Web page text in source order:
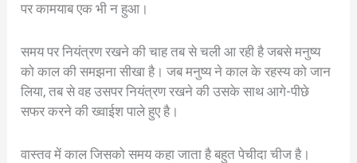
पर कामयाब एक भी न हुआ।
समय पर नियंत्रण रखने की चाह तब से चली आ रही है जबसे मनुष्य
को काल की समझना सीखा है। जब मनुष्य ने काल के रहस्य को जान
लिया, तब से वह उसपर नियंत्रण रखने की उसके साथ आगे-पीछे
सफर करने की ख्वाईश पाले हुए है।
वास्तव में काल जिसको समय कहा जाता है बहुत पेचीदा चीज है।